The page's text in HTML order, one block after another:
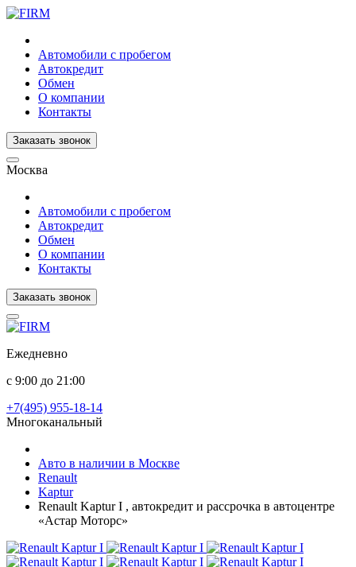
Автомобили с пробегом
Автокредит
Обмен
О компании
Контакты
Заказать звонок
Москва
Автомобили с пробегом
Автокредит
Обмен
О компании
Контакты
Заказать звонок
Ежедневно
с 9:00 до 21:00
+7(495) 955-18-14
Многоканальный
Авто в наличии в Москве
Renault
Kaptur
Renault Kaptur I , автокредит и рассрочка в автоцентре
«Астар Моторс»